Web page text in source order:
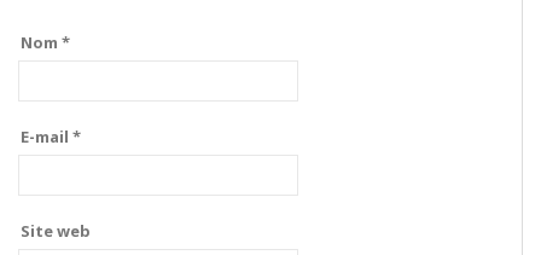
Nom *
E-mail *
Site web